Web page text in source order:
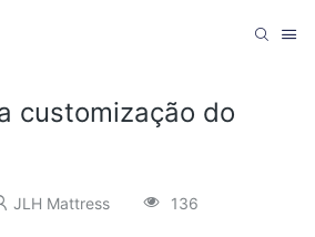
customização do
JLH Mattress 136